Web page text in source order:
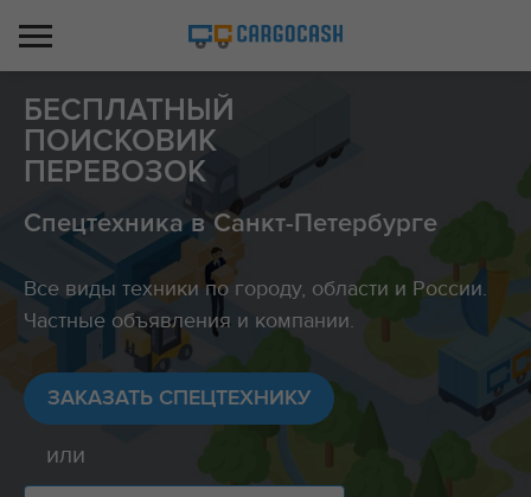
БЕСПЛАТНЫЙ
ПОИСКОВИК
ПЕРЕВОЗОК
Спецтехника в Санкт-Петербурге
Все виды техники по городу, области и России.
Частные объявления и компании.
ЗАКАЗАТЬ СПЕЦТЕХНИКУ
или